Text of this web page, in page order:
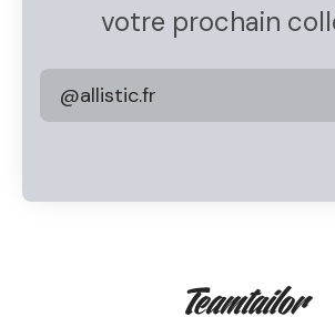
votre prochain
@allistic.fr